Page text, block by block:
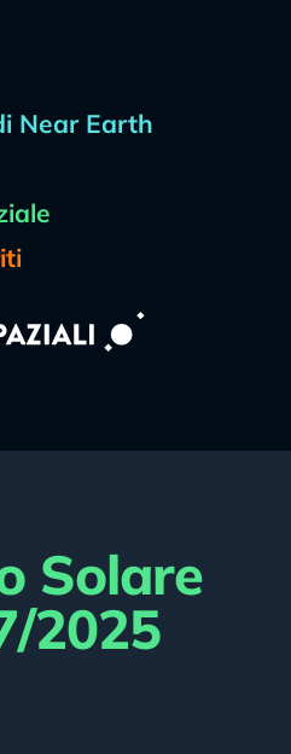
Near Earth
Solare
2025